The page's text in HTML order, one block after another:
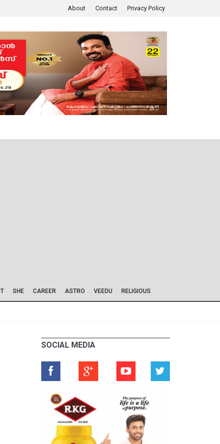
About Contact Privacy Policy
SHE CAREER ASTRO VEEDU RELIGIOUS
SOCIAL MEDIA